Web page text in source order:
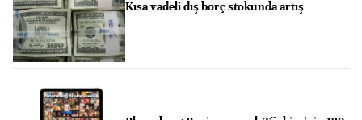
Kısa vadeli dış borç stokunda artış